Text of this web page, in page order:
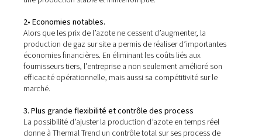
Principaux avantages de la
production d’azote sur site
Trois ans après la mise en œuvre, Thermal Trend
d’excellents résultats et plusieurs avantages clés :